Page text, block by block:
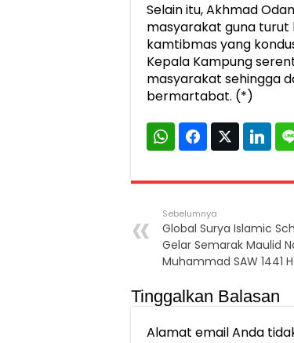
Selain itu, Akhmad
masyarakat guna
kamtibmas yang
Kepala Kampung
masyarakat sehingga
bermartabat. (*)
Sebelumnya
Global Surya Islamic
Gelar Semarak Maulid
Muhammad SAW 1441 H
Tinggalkan Balasan
Alamat email Anda